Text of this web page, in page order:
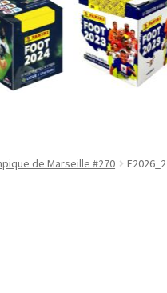
de Marseille #270